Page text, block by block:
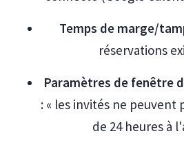
Temps de marge/
réservations
Paramètres de fenêtre
: « les invités ne peuvent
de 24 heures à